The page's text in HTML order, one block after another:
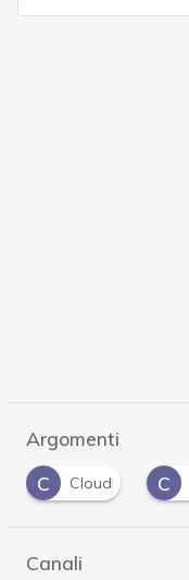
Argomenti
C
Cloud C
Canali